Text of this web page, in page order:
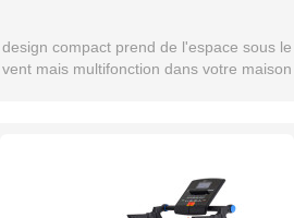
design compact prend de l'espace sous le
vent mais multifonction dans votre maison